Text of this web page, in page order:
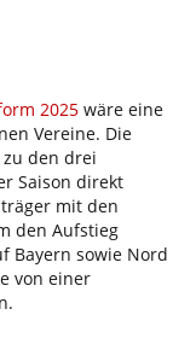
2025 wäre eine
Vereine. Die
den drei
Saison direkt
mit den
den Aufstieg
Bayern sowie Nord
von einer